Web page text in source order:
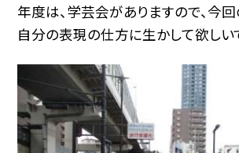
年度は、学芸会がありますので、今
自分の表現の仕方に生かして欲しい